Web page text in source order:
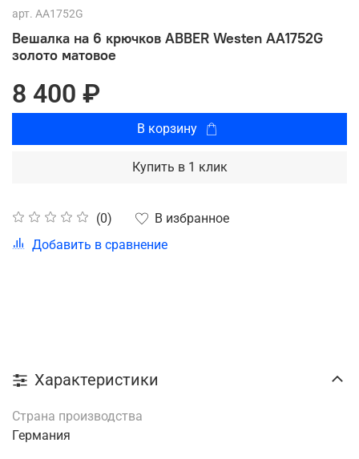
арт. AA1752G
Вешалка на 6 крючков ABBER Westen AA1752G
золото матовое
(0)
В избранное
Добавить в сравнение
8 400 ₽
В корзину
Купить в 1 клик
Характеристики
Страна производства
Германия